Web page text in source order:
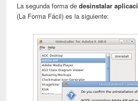
La segunda forma dedesinstalar
(La Forma Fácil) es la siguiente: